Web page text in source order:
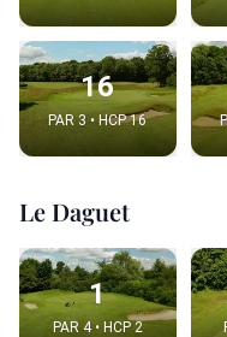
16
PAR 3 • HCP 16
Le Daguet
1
PAR 4 • HCP 2